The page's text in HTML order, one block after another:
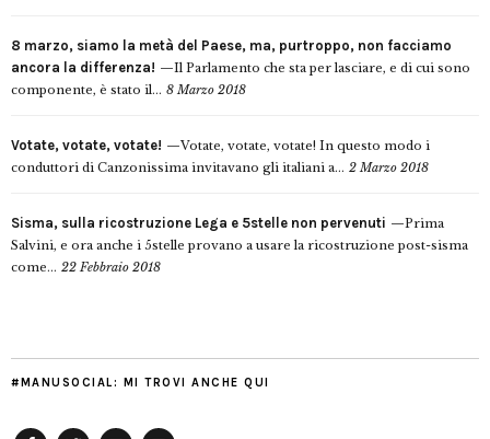
8 marzo, siamo la metà del Paese, ma, purtroppo, non facciamo
ancora la differenza!
Il Parlamento che sta per lasciare, e di cui sono
componente, è stato il... 8 Marzo 2018
Votate, votate, votate!
Votate, votate, votate! In questo modo i
conduttori di Canzonissima invitavano gli italiani a... 2 Marzo 2018
Sisma, sulla ricostruzione Lega e 5stelle non pervenuti
Prima
Salvini, e ora anche i 5stelle provano a usare la ricostruzione post-sisma
come... 22 Febbraio 2018
#MANUSOCIAL: MI TROVI ANCHE QUI